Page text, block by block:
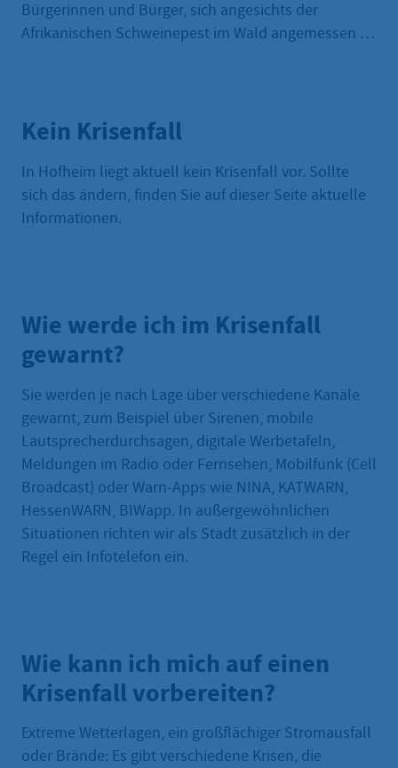
Bürgerinnen und Bürger, sich angesichts der
Afrikanischen Schweinepest im Wald angemessen zu
Kein Krisenfall
In Hofheim liegt aktuell kein Krisenfall vor. Sollte
sich das ändern, finden Sie auf dieser Seite aktuelle
Informationen.
Wie werde ich im Krisenfall
gewarnt?
Sie werden je nach Lage über verschiedene Kanäle
gewarnt, zum Beispiel über Sirenen, mobile
Lautsprecherdurchsagen, digitale Werbetafeln,
Meldungen im Radio oder Fernsehen, Mobilfunk (Cell
Broadcast) oder Warn-Apps wie NINA, KATWARN,
HessenWARN, BIWapp. In außergewöhnlichen
Situationen richten wir als Stadt zusätzlich in der
Regel ein Infotelefon ein.
Wie kann ich mich auf einen
Krisenfall vorbereiten?
Extreme Wetterlagen, ein großflächiger Stromausfall
oder Brände: Es gibt verschiedene Krisen, die